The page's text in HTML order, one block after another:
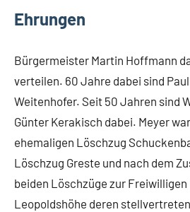
Ehrungen
Bürgermeister Martin Hoffmann
verteilen. 60 Jahre dabei sind
Weitenhofer. Seit 50 Jahren sind
Günter Kerakisch dabei. Meyer
ehemaligen Löschzug
Löschzug Greste und nach dem
beiden Löschzüge zur
Leopoldshöhe deren